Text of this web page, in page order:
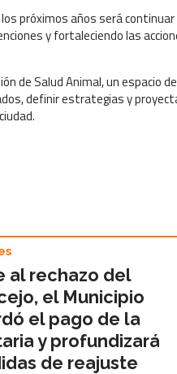
próximos años será
y fortaleciendo las
de Salud Animal, un espacio
definir estrategias y
al rechazo del
el Municipio
el pago de la
y profundizará
de reajuste